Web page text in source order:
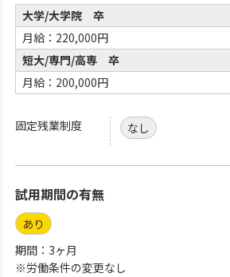
大学/大学院 卒
月給：220,000円
短大/専門/高専 卒
月給：200,000円
固定残業制度 なし
試用期間の有無
あり
期間：3ヶ月
※労働条件の変更なし